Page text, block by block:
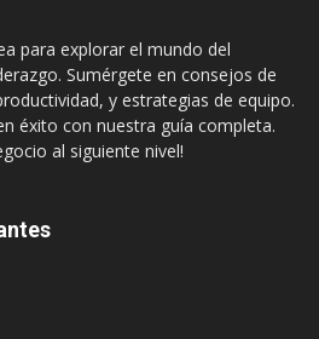
para explorar el mundo del
Sumérgete en consejos de
y estrategias de equipo.
éxito con nuestra guía completa.
al siguiente nivel!